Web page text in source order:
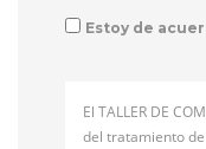
Estoy de
El TALLER DE
del tratamiento